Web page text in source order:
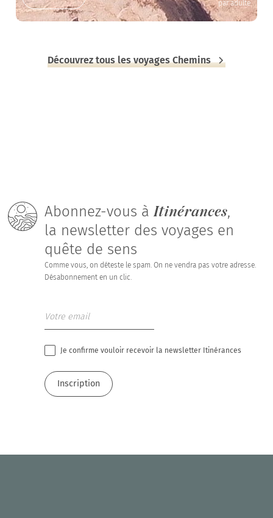
par adulte
Découvrez tous les voyages Chemins
Abonnez-vous àItinérances,
la newsletter des voyages en
quête de sens
Comme vous, on déteste le spam. On ne vendra pas votre adresse.
Désabonnement en un clic.
Je confirme vouloir recevoir la newsletter Itinérances